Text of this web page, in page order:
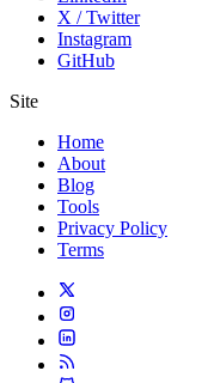
X / Twitter
Instagram
GitHub
Site
Home
About
Blog
Tools
Privacy Policy
Terms